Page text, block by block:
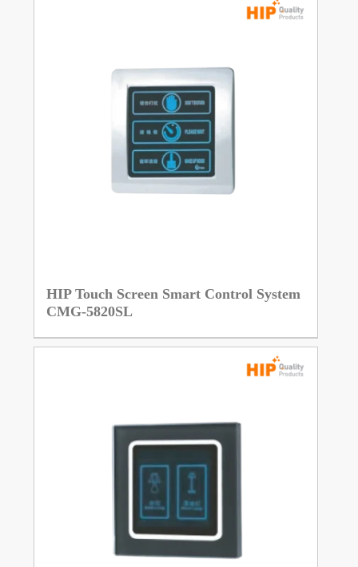
HIP Touch Screen Smart Control System
CMG-5820SL